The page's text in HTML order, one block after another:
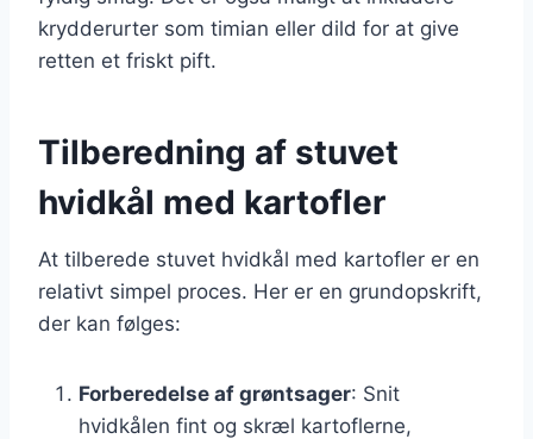
krydderurter som timian eller dild for at give
retten et friskt pift.
Tilberedning af stuvet
hvidkål med kartofler
At tilberede stuvet hvidkål med kartofler er en
relativt simpel proces. Her er en grundopskrift,
der kan følges:
Forberedelse af grøntsager: Snit
hvidkålen fint og skræl kartoflerne,